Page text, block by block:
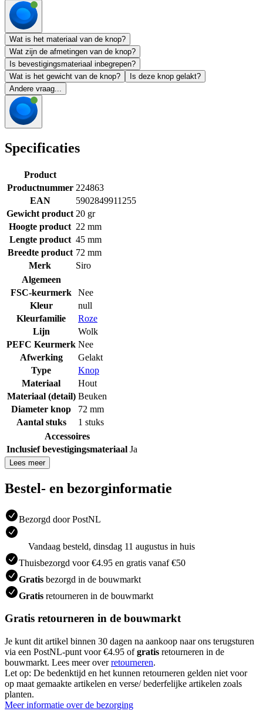
Wat is het materiaal van de knop?
Wat zijn de afmetingen van de knop?
Is bevestigingsmateriaal inbegrepen?
Wat is het gewicht van de knop?
Is deze knop gelakt?
Andere vraag...
Specificaties
Product
Productnummer 224863
EAN
5902849911255
Gewicht product 20 gr
Hoogte product 22 mm
Lengte product 45 mm
Breedte product 72 mm
Merk
Siro
Algemeen
FSC-keurmerk
Nee
Kleur
null
Kleurfamilie
Roze
Lijn
Wolk
PEFC Keurmerk Nee
Afwerking
Gelakt
Type
Knop
Materiaal
Hout
Materiaal (detail) Beuken
Diameter knop
72 mm
Aantal stuks
1 stuks
Accessoires
Inclusief bevestigingsmateriaal Ja
Lees meer
Bestel- en bezorginformatie
Bezorgd door PostNL
Vandaag besteld, dinsdag 11 augustus in huis
Thuisbezorgd voor €4.95 en gratis vanaf €50
Gratis bezorgd in de bouwmarkt
Gratis retourneren in de bouwmarkt
Gratis retourneren in de bouwmarkt
Je kunt dit artikel binnen 30 dagen na aankoop naar ons terugsturen
via een PostNL-punt voor €4.95 ofgratis retourneren in de
bouwmarkt. Lees meer overretourneren.
Let op: De bedenktijd en het kunnen retourneren gelden niet voor
op maat gemaakte artikelen en verse/ bederfelijke artikelen zoals
planten.
Meer informatie over de bezorging